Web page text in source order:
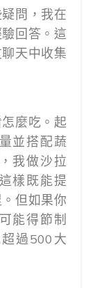
問，我在
回答。這
天中收集
麼吃。起
並搭配蔬
我做沙拉
樣既能提
但如果你
能得節制
過500大